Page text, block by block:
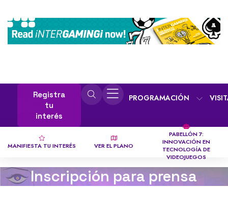
Registra
tu
interés
PROGRAMACIÓN
MANIFIESTA TU INTERÉS VER EL PLANO
PABELLÓN 7:
INNOVACIÓN EN
TECNOLOGÍA DE
VIDEOJUEGOS
Inscripción para prensa